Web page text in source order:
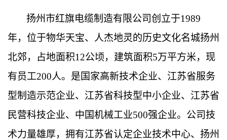
扬州市红旗电缆制造有限公司创立于1989
年，位于物华天宝、人杰地灵的历史文化名城扬州
北郊，占地面积12公顷，建筑面积5万平方米，现
有员工200人。是国家高新技术企业、江苏省服务
型制造示范企业、江苏省科技型中小企业、江苏省
民营科技企业、中国机械工业500强企业。公司 技
术力量雄厚，拥有江苏省认定企业技术中心、扬州